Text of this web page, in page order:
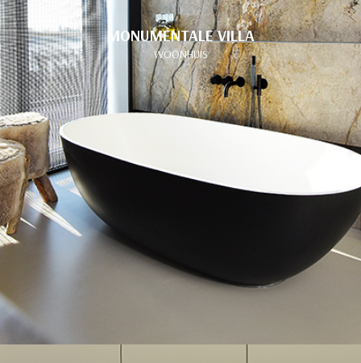
MONUMENTALE VILLA
WOONHUIS